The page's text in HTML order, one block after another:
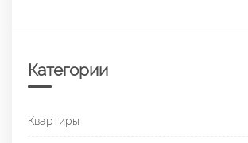
Категории
Квартиры